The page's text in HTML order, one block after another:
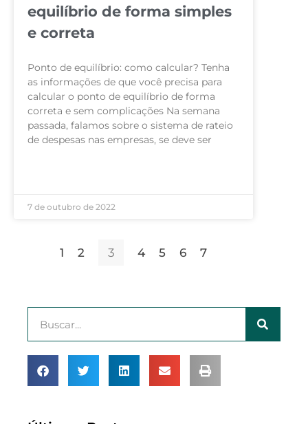
equilíbrio de forma simples
e correta
Ponto de equilíbrio: como calcular? Tenha
as informações de que você precisa para
calcular o ponto de equilíbrio de forma
correta e sem complicações Na semana
passada, falamos sobre o sistema de rateio
de despesas nas empresas, se deve ser
7 de outubro de 2022
1 2 3 4 5 6 7